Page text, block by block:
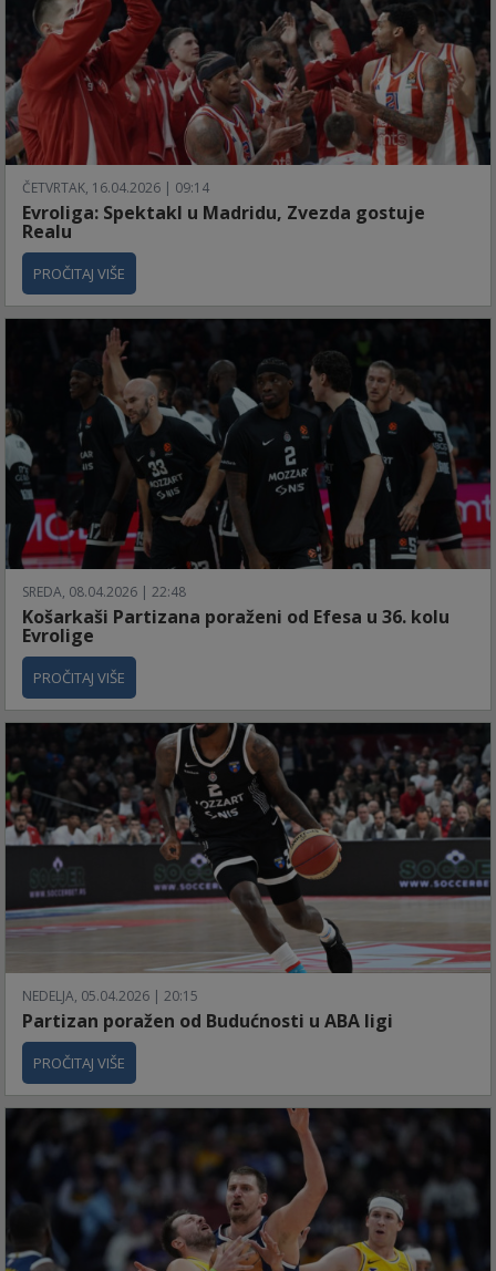
ČETVRTAK, 16.04.2026 | 09:14
Evroliga: Spektakl u Madridu, Zvezda gostuje
Realu
PROČITAJ VIŠE
SREDA, 08.04.2026 | 22:48
Košarkaši Partizana poraženi od Efesa u 36. kolu
Evrolige
PROČITAJ VIŠE
NEDELJA, 05.04.2026 | 20:15
Partizan poražen od Budućnosti u ABA ligi
PROČITAJ VIŠE